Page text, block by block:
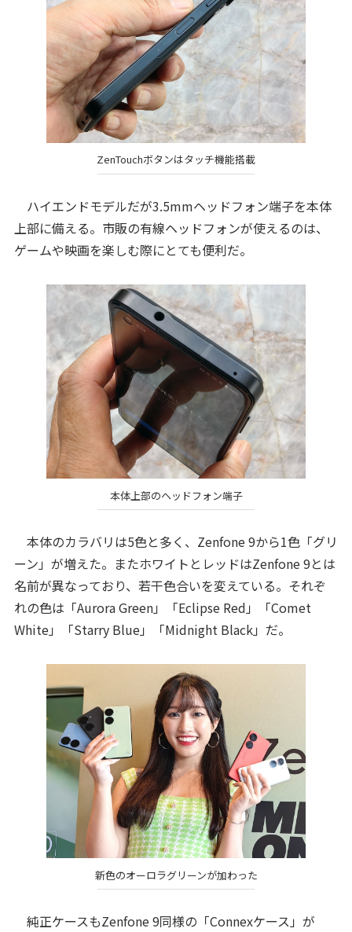
ZenTouchボタンはタッチ機能搭載
ハイエンドモデルだが3.5mmヘッドフォン端子を本体
上部に備える。市販の有線ヘッドフォンが使えるのは、
ゲームや映画を楽しむ際にとても便利だ。
本体上部のヘッドフォン端子
本体のカラバリは5色と多く、Zenfone 9から1色「グリ
ーン」が増えた。またホワイトとレッドはZenfone 9とは
名前が異なっており、若干色合いを変えている。それぞ
れの色は「Aurora Green」「Eclipse Red」「Comet
White」「Starry Blue」「Midnight Black」だ。
新色のオーロラグリーンが加わった
純正ケースもZenfone 9同様の「Connexケース」が